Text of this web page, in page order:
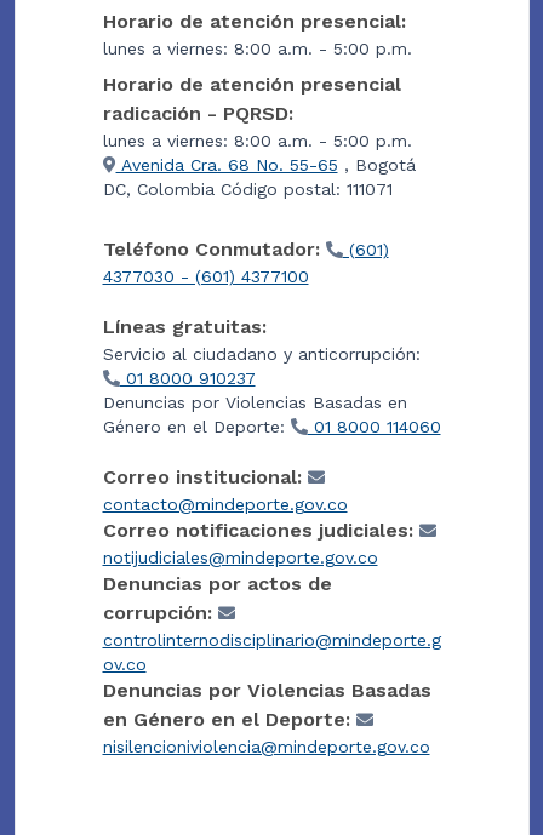
Horario de atención presencial:
lunes a viernes: 8:00 a.m. - 5:00 p.m.
Horario de atención presencial
radicación - PQRSD:
lunes a viernes: 8:00 a.m. - 5:00 p.m.
Avenida Cra. 68 No. 55-65 , Bogotá
DC, Colombia Código postal: 111071
Teléfono Conmutador:
(601)
4377030 - (601) 4377100
Líneas gratuitas:
Servicio al ciudadano y anticorrupción:
01 8000 910237
Denuncias por Violencias Basadas en
Género en el Deporte:
01 8000 114060
Correo institucional:
contacto@mindeporte.gov.co
Correo notificaciones judiciales:
notijudiciales@mindeporte.gov.co
Denuncias por actos de
corrupción:
controlinternodisciplinario@mindeporte.g
ov.co
Denuncias por Violencias Basadas
en Género en el Deporte:
nisilencioniviolencia@mindeporte.gov.co